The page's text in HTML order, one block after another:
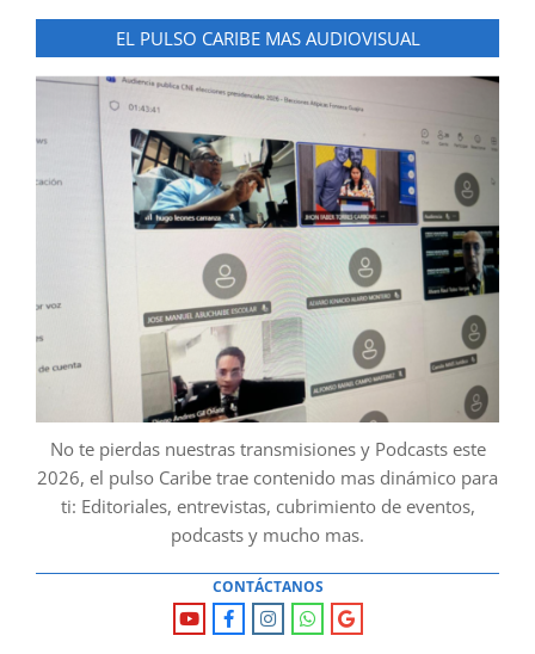
EL PULSO CARIBE MAS AUDIOVISUAL
No te pierdas nuestras transmisiones y Podcasts este
2026, el pulso Caribe trae contenido mas dinámico para
ti: Editoriales, entrevistas, cubrimiento de eventos,
podcasts y mucho mas.
CONTÁCTANOS